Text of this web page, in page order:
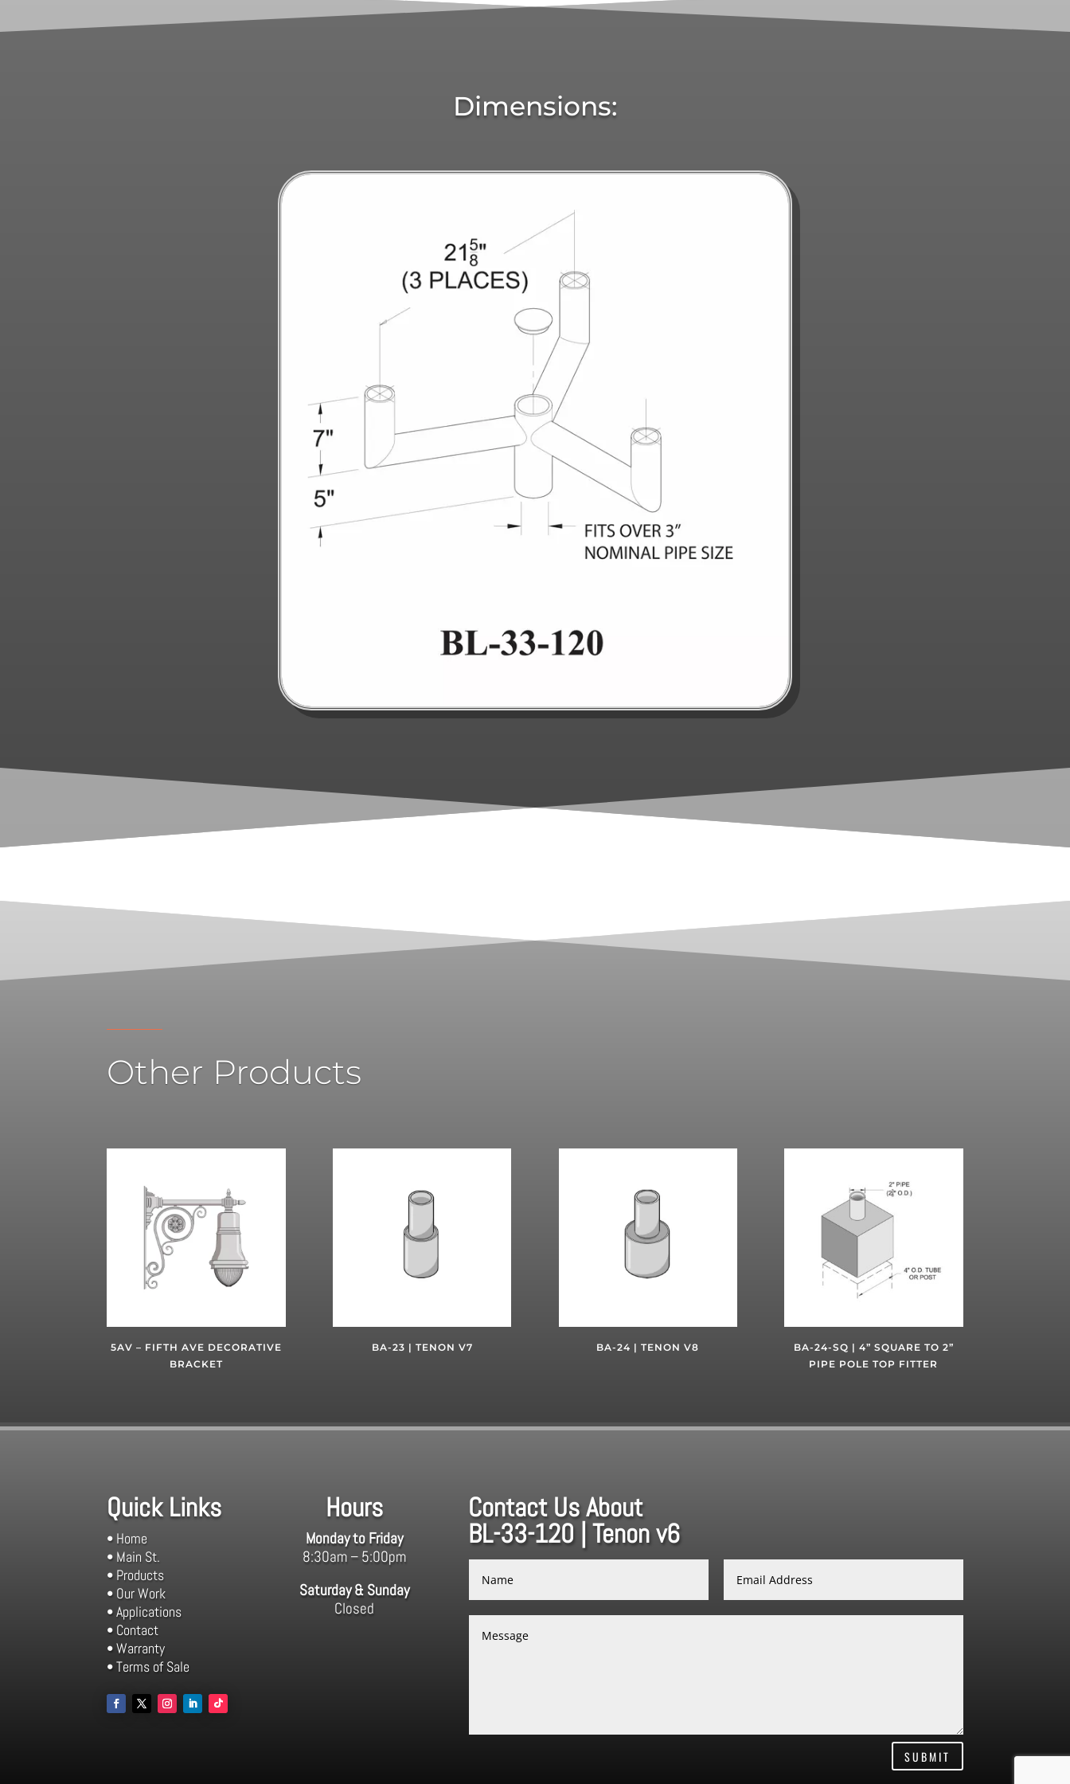
Dimensions:
Other Products
5AV – FIFTH AVE DECORATIVE
BRACKET
BA-23 | TENON V7 BA-24 | TENON V8
BA-24-SQ | 4” SQUARE TO 2”
PIPE POLE TOP FITTER
Quick Links
• Home
• Main St.
• Products
• Our Work
• Applications
• Contact
• Warranty
• Terms of Sale
Hours
Monday to Friday
8:30am – 5:00pm
Saturday & Sunday
Closed
Contact Us About
BL-33-120 | Tenon v6
SUBMIT